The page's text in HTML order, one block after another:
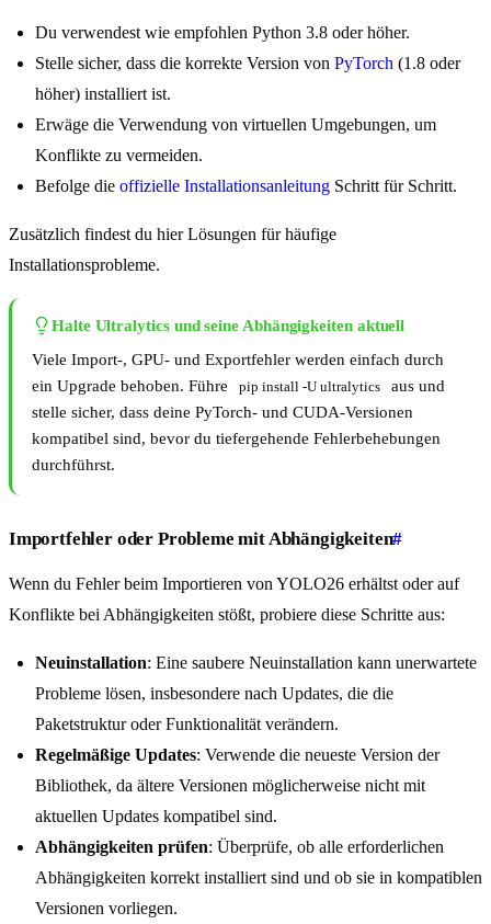
Du verwendest wie empfohlen Python 3.8 oder höher.
Stelle sicher, dass die korrekte Version von PyTorch (1.8 oder
höher) installiert ist.
Erwäge die Verwendung von virtuellen Umgebungen, um
Konflikte zu vermeiden.
Befolge die offizielle Installationsanleitung Schritt für Schritt.
Zusätzlich findest du hier Lösungen für häufige
Installationsprobleme.
Halte Ultralytics und seine Abhängigkeiten aktuell
Viele Import-, GPU- und Exportfehler werden einfach durch
ein Upgrade behoben. Führe
pip install -U ultralytics
aus und
stelle sicher, dass deine PyTorch- und CUDA-Versionen
kompatibel sind, bevor du tiefergehende Fehlerbehebungen
durchführst.
Importfehler oder Probleme mit Abhängigkeiten#
Wenn du Fehler beim Importieren von YOLO26 erhältst oder auf
Konflikte bei Abhängigkeiten stößt, probiere diese Schritte aus:
Neuinstallation: Eine saubere Neuinstallation kann unerwartete
Probleme lösen, insbesondere nach Updates, die die
Paketstruktur oder Funktionalität verändern.
Regelmäßige Updates: Verwende die neueste Version der
Bibliothek, da ältere Versionen möglicherweise nicht mit
aktuellen Updates kompatibel sind.
Abhängigkeiten prüfen: Überprüfe, ob alle erforderlichen
Abhängigkeiten korrekt installiert sind und ob sie in kompatiblen
Versionen vorliegen.